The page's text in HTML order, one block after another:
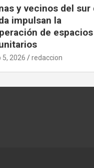
y vecinos del sur
impulsan la
de espacios
5, 2026 redaccion